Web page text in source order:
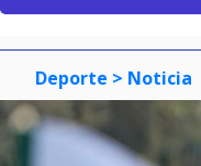
Deporte > Noticia